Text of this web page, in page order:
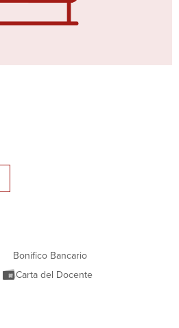
Bonifico Bancario
Carta del Docente